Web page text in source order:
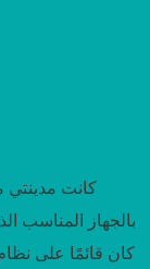
كانت مدينتي
بالجهاز المناسب
كان قائمًا على